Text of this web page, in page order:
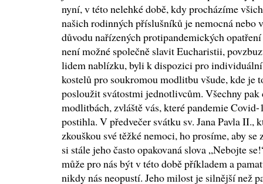
nyní, v této nelehké době, kdy procházíme
našich rodinných příslušníků je nemocná nebo
důvodu nařízených protipandemických
není možné společně slavit Eucharistii,
lidem nablízku, byli k dispozici pro
kostelů pro soukromou modlitbu všude, kde je
posloužit svátostmi jednotlivcům. Všechny
modlitbách, zvláště vás, které pandemie
postihla. V předvečer svátku sv. Jana Pavla II.,
zkouškou své těžké nemoci, ho prosíme, aby
si stále jeho často opakovaná slova „Nebojte
může pro nás být v této době příkladem a
nikdy nás neopustí. Jeho milost je silnější než